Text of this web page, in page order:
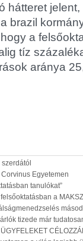
hátteret
brazil
a
tíz
aránya
Egyetemen
tanulókat”
a MAKSZ
tizede már